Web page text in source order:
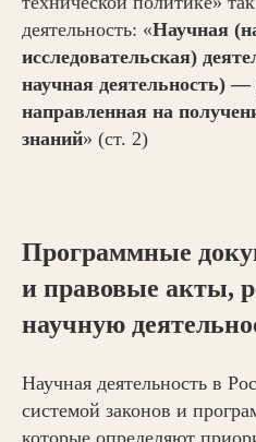
деятельность: «Научная
исследовательская)
научная деятельность) —
направленная на
знаний» (ст. 2)
Программные
и правовые акты,
научную
Научная деятельность в
системой законов и
которые определяют